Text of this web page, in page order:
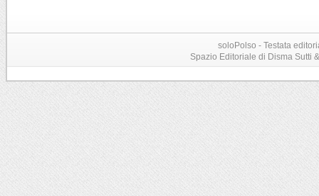
soloPolso - Testata
Spazio Editoriale di Disma Sutti